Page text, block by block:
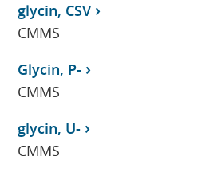
glycin, CSV
CMMS
Glycin, P-
CMMS
glycin, U-
CMMS